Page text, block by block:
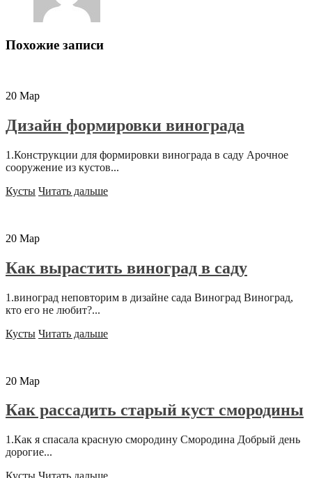
Похожие записи
20 Мар
Дизайн формировки винограда
1.Конструкции для формировки винограда в саду Арочное
сооружение из кустов...
Кусты Читать дальше
20 Мар
Как вырастить виноград в саду
1.виноград неповторим в дизайне сада Виноград Виноград,
кто его не любит?...
Кусты Читать дальше
20 Мар
Как рассадить старый куст смородины
1.Как я спасала красную смородину Смородина Добрый день
дорогие...